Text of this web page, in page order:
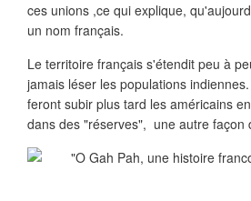
ces unions ,ce qui explique,
un nom français.
Le territoire français s'étendit peu à
jamais léser les populations
feront subir plus tard les américains
dans des "réserves", une autre façon